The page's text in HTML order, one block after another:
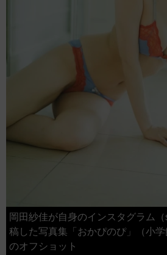
岡田紗佳が自身のインスタグラム
稿した写真集「おかぴのぴ」（小学
のオフショット